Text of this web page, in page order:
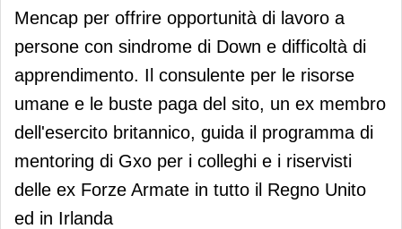
Mencap per offrire opportunità di lavoro a
persone con sindrome di Down e difficoltà di
apprendimento. Il consulente per le risorse
umane e le buste paga del sito, un ex membro
dell'esercito britannico, guida il programma di
mentoring di Gxo per i colleghi e i riservisti
delle ex Forze Armate in tutto il Regno Unito
ed in Irlanda